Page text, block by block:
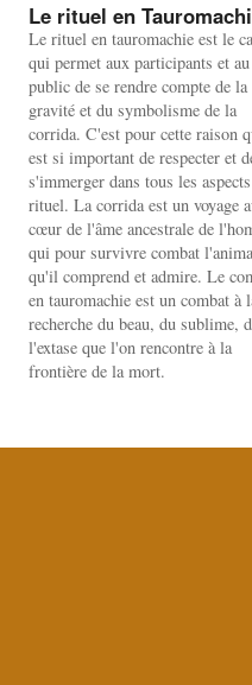
Le rituel en
Le rituel en tauromachie est le
qui permet aux participants et au
public de se rendre compte de la
gravité et du symbolisme de la
corrida. C'est pour cette raison
est si important de respecter et
s'immerger dans tous les
rituel. La corrida est un voyage
cœur de l'âme ancestrale de
qui pour survivre combat
qu'il comprend et admire. Le
en tauromachie est un combat à
recherche du beau, du sublime,
l'extase que l'on rencontre à la
frontière de la mort.